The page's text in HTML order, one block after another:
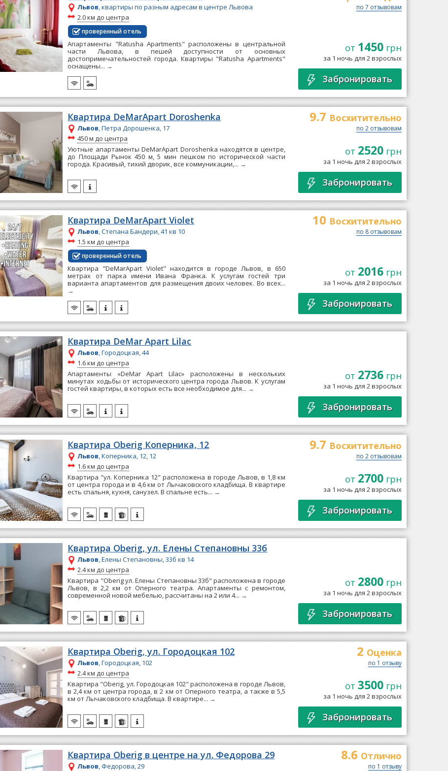
Львов, квартиры по разным адресам в центре Львова
~
2.0 км до центра
проверенный отель
Апартаменты "Ratusha Apartments" расположены в центральной
части Львова, в пешей доступности от основных
достопримечательностей города. Квартиры "Ratusha Apartments"
оснащены... →
по 7 отзывовам
от 1450грн
за 1 ночь для 2 взрослых
Забронировать
Квартира DeMarApart Doroshenka
Львов, Петра Дорошенка, 17
~
450 м до центра
Уютные апартаменты DeMarApart Doroshenka находятся в центре,
до Площади Рынок 450 м, 5 мин пешком по исторической части
города. Красивый, тихий дворик, все коммуникации,... →
9.7 Восхитительно
по 2 отзывовам
от 2520грн
за 1 ночь для 2 взрослых
Забронировать
Квартира DeMarApart Violet
Львов, Степана Бандери, 41 кв 10
~
1.5 км до центра
проверенный отель
Квартира "DeMarApart Violet" находится в городе Львов, в 650
метрах от парка имени Ивана Франка. К услугам гостей три
варианта апартаментов для размещения двоих человек. Во всех...
→
10 Восхитительно
по 8 отзывовам
от 2016грн
за 1 ночь для 2 взрослых
Забронировать
Квартира DeMar Apart Lilac
Львов, Городоцкая, 44
~
1.6 км до центра
Апартаменты «DeMar Apart Lilac» расположены в нескольких
минутах ходьбы от исторического центра города Львов. К услугам
гостей квартиры, в которых есть все необходимое для... →
от 2736грн
за 1 ночь для 2 взрослых
Забронировать
Квартира Oberig Коперника, 12
Львов, Коперника, 12, 12
~
1.6 км до центра
Квартира "ул. Коперника 12" расположена в городе Львов, в 1,8 км
от центра города и в 4,6 км от Лычаковского кладбища. В квартире
есть спальня, кухня, санузел. В спальне есть... →
9.7 Восхитительно
по 2 отзывовам
от 2700грн
за 1 ночь для 2 взрослых
Забронировать
Квартира Oberig, ул. Елены Степановны 33б
Львов, Елены Степановны, 33б кв 14
~
2.4 км до центра
Квартира "Oberig ул. Елены Степановны 33б" расположена в городе
Львов, в 2,2 км от Оперного театра. Апартаменты с ремонтом,
современной новой мебелью, рассчитаны на 2 или 4... →
от 2800грн
за 1 ночь для 2 взрослых
Забронировать
Квартира Oberig, ул. Городоцкая 102
Львов, Городоцкая, 102
~
2.4 км до центра
Квартира "Oberig, ул. Городоцкая 102" расположена в городе Львов,
в 2,4 км от центра города, в 2 км от Оперного театра, а также в 5,5
км от Лычаковского кладбища. В квартире... →
2 Оценка
по 1 отзыву
от 3500грн
за 1 ночь для 2 взрослых
Забронировать
Квартира Oberig в центре на ул. Федорова 29
Львов, Федорова, 29
8.6 Отлично
по 1 отзыву